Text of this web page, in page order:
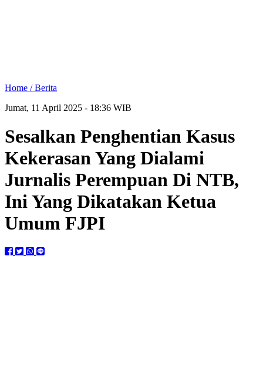
Home /Berita
Jumat, 11 April 2025 - 18:36 WIB
Sesalkan Penghentian Kasus
Kekerasan Yang Dialami
Jurnalis Perempuan Di NTB,
Ini Yang Dikatakan Ketua
Umum FJPI